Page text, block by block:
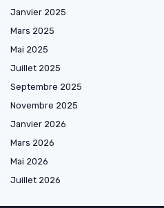
Janvier 2025
Mars 2025
Mai 2025
Juillet 2025
Septembre 2025
Novembre 2025
Janvier 2026
Mars 2026
Mai 2026
Juillet 2026